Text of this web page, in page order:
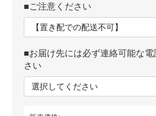
■ご注意ください
■お届け先には必ず連絡可能な
さい